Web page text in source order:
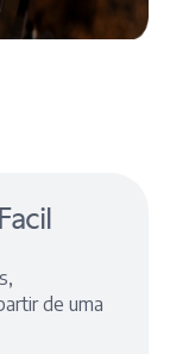
de uma